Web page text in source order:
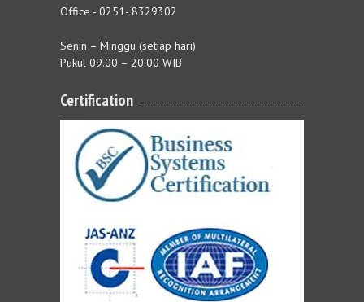
Office - 0251- 8329302
Senin – Minggu (setiap hari)
Pukul 09.00 – 20.00 WIB
Certification